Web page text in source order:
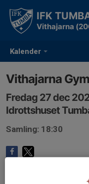
Kalender
IFK
Vithajarna
Vithajarna Gym
Fredag 27 dec
Idrottshuset
Samling: 18:30